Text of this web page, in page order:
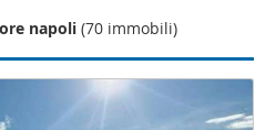
napoli (70 immobili)